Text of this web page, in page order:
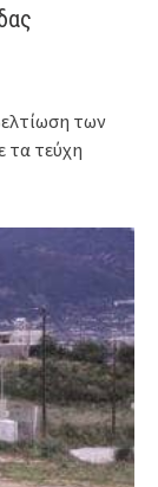
των
τα τεύχη